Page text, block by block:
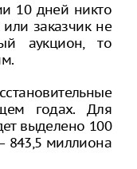
10 дней никто
заказчик не
аукцион, то
годах. Для
выделено 100
843,5 миллиона